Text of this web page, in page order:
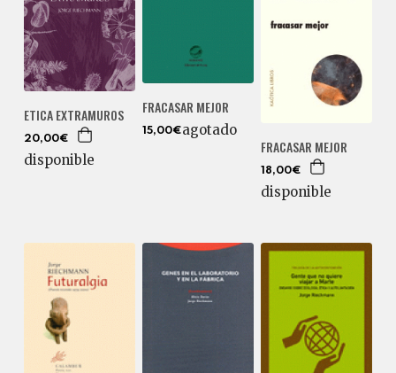
ETICA EXTRAMUROS
20,00€
disponible
FRACASAR MEJOR
15,00€agotado
FRACASAR MEJOR
18,00€
disponible